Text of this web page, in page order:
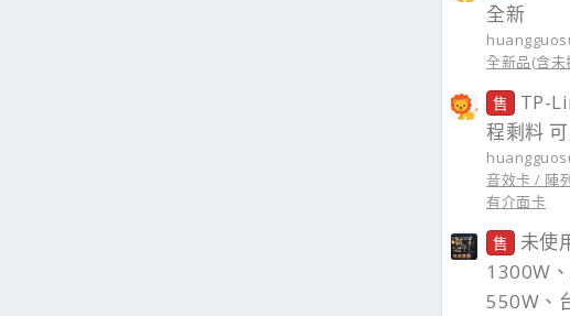
全新
全新品(含未
售
TP-
程剩料
音效卡 / 陣
有介面卡
售
未使
1300W
550W、